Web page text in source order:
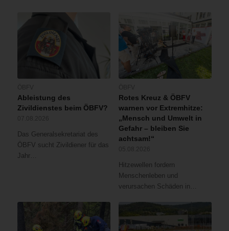
Ableistung des
Zivildienstes beim ÖBFV?
Das Generalsekretariat des
ÖBFV sucht Zivildiener für das
Jahr…
Rotes Kreuz & ÖBFV
warnen vor Extremhitze:
„Mensch und Umwelt in
Gefahr – bleiben Sie
achtsam!“
Hitzewellen fordern
Menschenleben und
verursachen Schäden in…